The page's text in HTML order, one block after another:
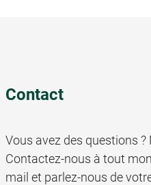
Contact
Vous avez des questions
Contactez-nous à tout
mail et parlez-nous de